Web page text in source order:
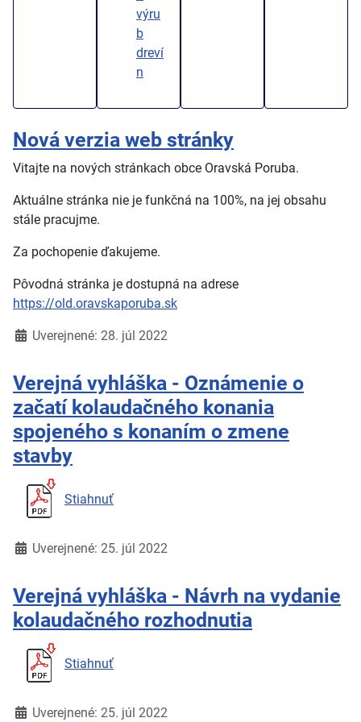
výru
b
dreví
n
Nová verzia web stránky
Vitajte na nových stránkach obce Oravská Poruba.
Aktuálne stránka nie je funkčná na 100%, na jej obsahu
stále pracujme.
Za pochopenie ďakujeme.
Pôvodná stránka je dostupná na adrese
https://old.oravskaporuba.sk
DetailyUverejnené: 28. júl 2022
Verejná vyhláška - Oznámenie o
začatí kolaudačného konania
spojeného s konaním o zmene
stavby
Stiahnuť
DetailyUverejnené: 25. júl 2022
Verejná vyhláška - Návrh na vydanie
kolaudačného rozhodnutia
Stiahnuť
DetailyUverejnené: 25. júl 2022